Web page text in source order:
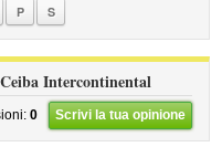
P S
Intercontinental
0 Scrivi la tua opinione